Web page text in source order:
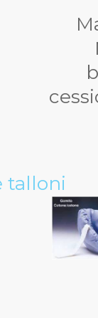
talloni